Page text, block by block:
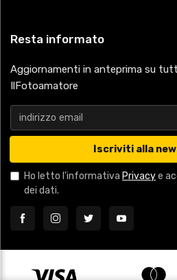
Resta informato
Aggiornamenti in anteprima su
IlFotoamatore
Iscriviti alla
Ho letto l'informativa Privacye
dei dati.